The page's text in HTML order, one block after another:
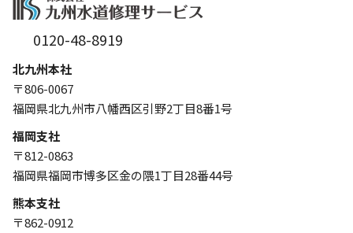
0120-48-8919
北九州本社
〒806-0067
福岡県北九州市八幡西区引野2丁目8番1号
福岡支社
〒812-0863
福岡県福岡市博多区金の隈1丁目28番44号
熊本支社
〒862-0912